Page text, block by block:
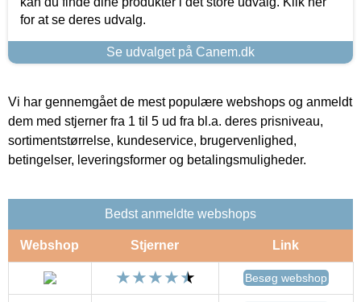
for at se deres udvalg.
Se udvalget på Canem.dk
Vi har gennemgået de mest populære webshops og anmeldt
dem med stjerner fra 1 til 5 ud fra bl.a. deres prisniveau,
sortimentstørrelse, kundeservice, brugervenlighed,
betingelser, leveringsformer og betalingsmuligheder.
Bedst anmeldte webshops
Webshop Stjerner Link
Besøg webshop